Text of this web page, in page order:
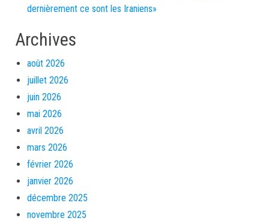
dernièrement ce sont les Iraniens»
Archives
août 2026
juillet 2026
juin 2026
mai 2026
avril 2026
mars 2026
février 2026
janvier 2026
décembre 2025
novembre 2025